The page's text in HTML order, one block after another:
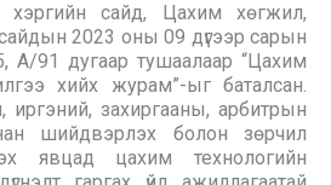
хэргийн сайд, Цахим хөгжил,
2023 оны 09 дүгээр сарын
А/91 дугаар тушаалаар “Цахим
хийх журам”-ыг баталсан.
иргэний, захиргааны, арбитрын
шийдвэрлэх болон зөрчил
явцад цахим технологийн